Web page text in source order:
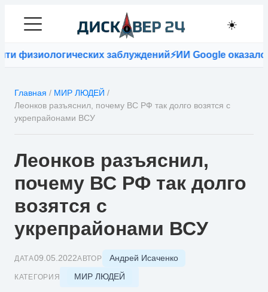
☀️
заблуждений⚡ИИ Google оказался
Главная / МИР ЛЮДЕЙ /
Леонков разъяснил, почему ВС РФ так долго возятся с
укрепрайонами ВСУ
Леонков разъяснил,
почему ВС РФ так долго
возятся с
укрепрайонами ВСУ
ДАТА09.05.2022АВТОР Андрей Исаченко
КАТЕГОРИЯ МИР ЛЮДЕЙ